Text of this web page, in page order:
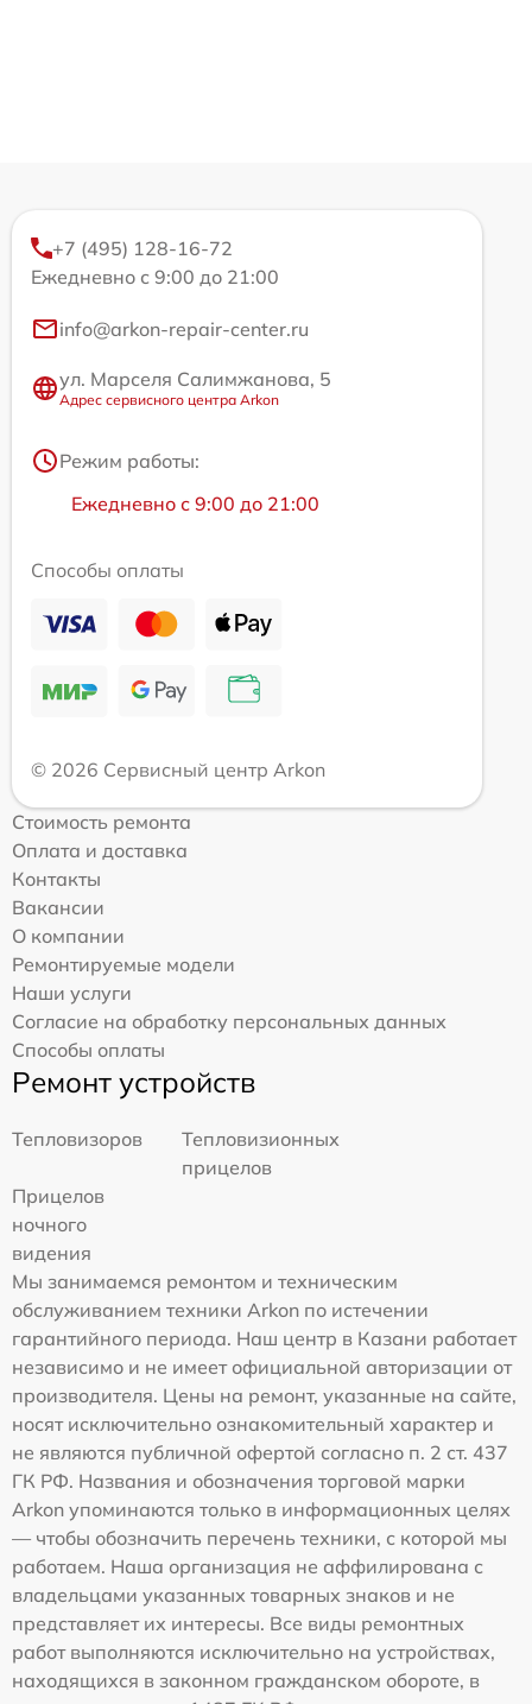
+7 (495) 128-16-72
Ежедневно с 9:00 до 21:00
info@arkon-repair-center.ru
ул. Марселя Салимжанова, 5
Адрес сервисного центра Arkon
Режим работы:
Ежедневно с 9:00 до 21:00
Способы оплаты
© 2026 Сервисный центр Arkon
Стоимость ремонта
Оплата и доставка
Контакты
Вакансии
О компании
Ремонтируемые модели
Наши услуги
Согласие на обработку персональных данных
Способы оплаты
Ремонт устройств
Тепловизоров
Тепловизионных
прицелов
Прицелов
ночного
видения
Мы занимаемся ремонтом и техническим
обслуживанием техники Arkon по истечении
гарантийного периода. Наш центр в Казани работает
независимо и не имеет официальной авторизации от
производителя. Цены на ремонт, указанные на сайте,
носят исключительно ознакомительный характер и
не являются публичной офертой согласно п. 2 ст. 437
ГК РФ. Названия и обозначения торговой марки
Arkon упоминаются только в информационных целях
— чтобы обозначить перечень техники, с которой мы
работаем. Наша организация не аффилирована с
владельцами указанных товарных знаков и не
представляет их интересы. Все виды ремонтных
работ выполняются исключительно на устройствах,
находящихся в законном гражданском обороте, в